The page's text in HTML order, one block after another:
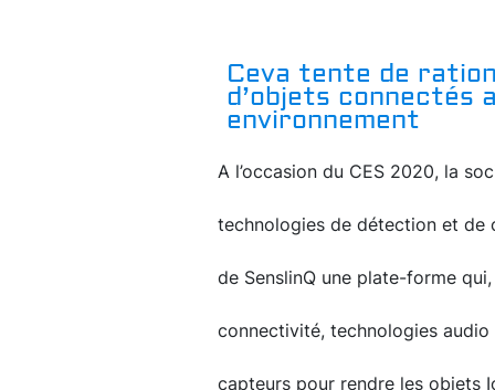
Ceva tente de
d’objets connectés
environnement
A l’occasion du CES 2020, la
technologies de détection et de
de SenslinQ une plate-forme
connectivité, technologies
capteurs pour rendre les objets